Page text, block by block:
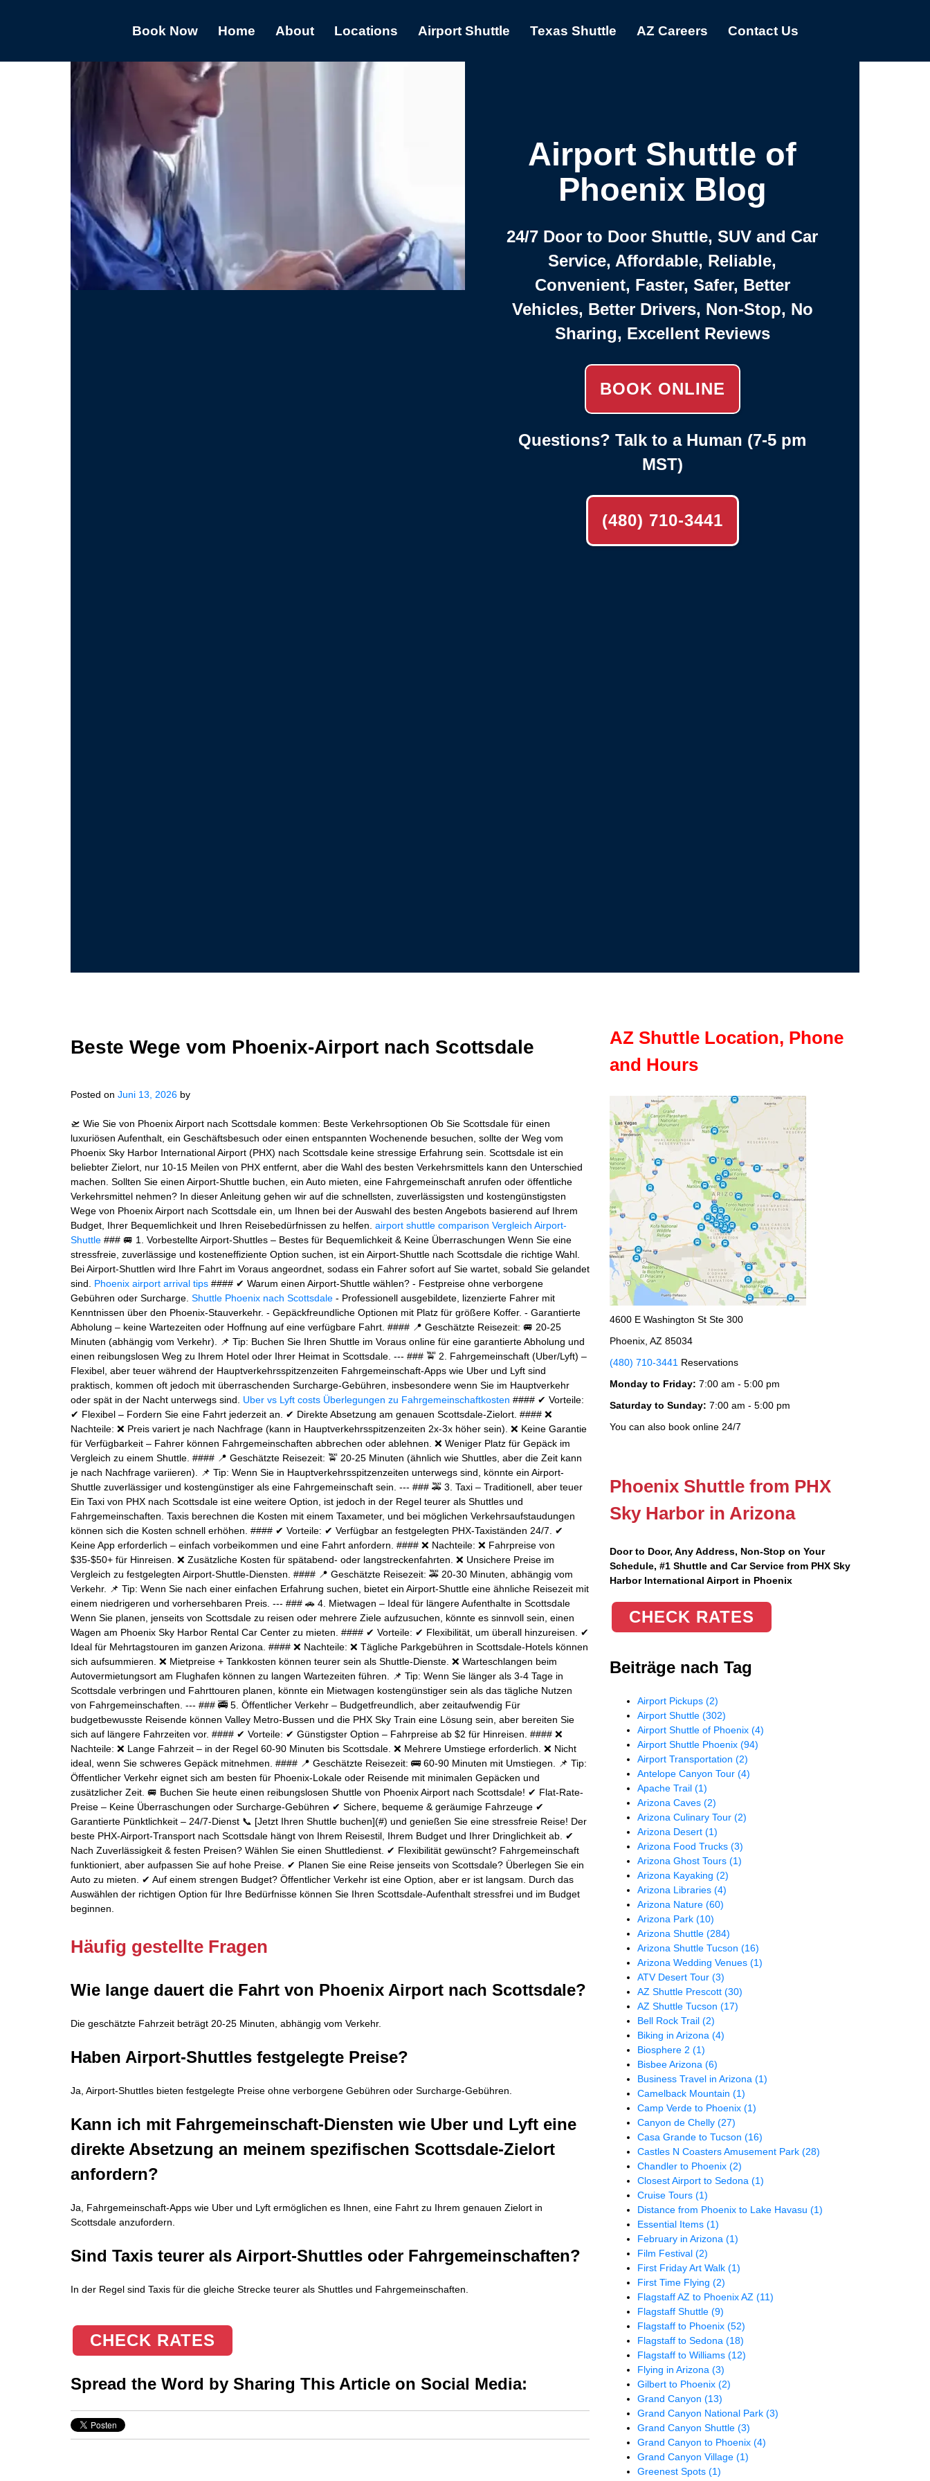
Book Now Home About Locations Airport Shuttle Texas Shuttle AZ Careers Contact Us
Airport Shuttle of
Phoenix Blog
24/7 Door to Door Shuttle, SUV and Car
Service, Affordable, Reliable,
Convenient, Faster, Safer, Better
Vehicles, Better Drivers, Non-Stop, No
Sharing, Excellent Reviews
BOOK ONLINE
Questions? Talk to a Human (7-5 pm
MST)
(480) 710-3441
Beste Wege vom Phoenix-Airport nach Scottsdale
Posted on Juni 13, 2026 by
🛫 Wie Sie von Phoenix Airport nach Scottsdale kommen: Beste Verkehrsoptionen Ob Sie Scottsdale für einen
luxuriösen Aufenthalt, ein Geschäftsbesuch oder einen entspannten Wochenende besuchen, sollte der Weg vom
Phoenix Sky Harbor International Airport (PHX) nach Scottsdale keine stressige Erfahrung sein. Scottsdale ist ein
beliebter Zielort, nur 10-15 Meilen von PHX entfernt, aber die Wahl des besten Verkehrsmittels kann den Unterschied
machen. Sollten Sie einen Airport-Shuttle buchen, ein Auto mieten, eine Fahrgemeinschaft anrufen oder öffentliche
Verkehrsmittel nehmen? In dieser Anleitung gehen wir auf die schnellsten, zuverlässigsten und kostengünstigsten
Wege von Phoenix Airport nach Scottsdale ein, um Ihnen bei der Auswahl des besten Angebots basierend auf Ihrem
Budget, Ihrer Bequemlichkeit und Ihren Reisebedürfnissen zu helfen. airport shuttle comparison Vergleich Airport-
Shuttle ### 🚐 1. Vorbestellte Airport-Shuttles – Bestes für Bequemlichkeit & Keine Überraschungen Wenn Sie eine
stressfreie, zuverlässige und kosteneffiziente Option suchen, ist ein Airport-Shuttle nach Scottsdale die richtige Wahl.
Bei Airport-Shuttlen wird Ihre Fahrt im Voraus angeordnet, sodass ein Fahrer sofort auf Sie wartet, sobald Sie gelandet
sind. Phoenix airport arrival tips #### ✔ Warum einen Airport-Shuttle wählen? - Festpreise ohne verborgene
Gebühren oder Surcharge. Shuttle Phoenix nach Scottsdale - Professionell ausgebildete, lizenzierte Fahrer mit
Kenntnissen über den Phoenix-Stauverkehr. - Gepäckfreundliche Optionen mit Platz für größere Koffer. - Garantierte
Abholung – keine Wartezeiten oder Hoffnung auf eine verfügbare Fahrt. #### 📍 Geschätzte Reisezeit: 🚐 20-25
Minuten (abhängig vom Verkehr). 📌 Tip: Buchen Sie Ihren Shuttle im Voraus online für eine garantierte Abholung und
einen reibungslosen Weg zu Ihrem Hotel oder Ihrer Heimat in Scottsdale. --- ### 🚖 2. Fahrgemeinschaft (Uber/Lyft) –
Flexibel, aber teuer während der Hauptverkehrsspitzenzeiten Fahrgemeinschaft-Apps wie Uber und Lyft sind
praktisch, kommen oft jedoch mit überraschenden Surcharge-Gebühren, insbesondere wenn Sie im Hauptverkehr
oder spät in der Nacht unterwegs sind. Uber vs Lyft costs Überlegungen zu Fahrgemeinschaftkosten #### ✔ Vorteile:
✔ Flexibel – Fordern Sie eine Fahrt jederzeit an. ✔ Direkte Absetzung am genauen Scottsdale-Zielort. #### ❌
Nachteile: ❌ Preis variert je nach Nachfrage (kann in Hauptverkehrsspitzenzeiten 2x-3x höher sein). ❌ Keine Garantie
für Verfügbarkeit – Fahrer können Fahrgemeinschaften abbrechen oder ablehnen. ❌ Weniger Platz für Gepäck im
Vergleich zu einem Shuttle. #### 📍 Geschätzte Reisezeit: 🚖 20-25 Minuten (ähnlich wie Shuttles, aber die Zeit kann
je nach Nachfrage variieren). 📌 Tip: Wenn Sie in Hauptverkehrsspitzenzeiten unterwegs sind, könnte ein Airport-
Shuttle zuverlässiger und kostengünstiger als eine Fahrgemeinschaft sein. --- ### 🚕 3. Taxi – Traditionell, aber teuer
Ein Taxi von PHX nach Scottsdale ist eine weitere Option, ist jedoch in der Regel teurer als Shuttles und
Fahrgemeinschaften. Taxis berechnen die Kosten mit einem Taxameter, und bei möglichen Verkehrsaufstaudungen
können sich die Kosten schnell erhöhen. #### ✔ Vorteile: ✔ Verfügbar an festgelegten PHX-Taxiständen 24/7. ✔
Keine App erforderlich – einfach vorbeikommen und eine Fahrt anfordern. #### ❌ Nachteile: ❌ Fahrpreise von
$35-$50+ für Hinreisen. ❌ Zusätzliche Kosten für spätabend- oder langstreckenfahrten. ❌ Unsichere Preise im
Vergleich zu festgelegten Airport-Shuttle-Diensten. #### 📍 Geschätzte Reisezeit: 🚕 20-30 Minuten, abhängig vom
Verkehr. 📌 Tip: Wenn Sie nach einer einfachen Erfahrung suchen, bietet ein Airport-Shuttle eine ähnliche Reisezeit mit
einem niedrigeren und vorhersehbaren Preis. --- ### 🚗 4. Mietwagen – Ideal für längere Aufenthalte in Scottsdale
Wenn Sie planen, jenseits von Scottsdale zu reisen oder mehrere Ziele aufzusuchen, könnte es sinnvoll sein, einen
Wagen am Phoenix Sky Harbor Rental Car Center zu mieten. #### ✔ Vorteile: ✔ Flexibilität, um überall hinzureisen. ✔
Ideal für Mehrtagstouren im ganzen Arizona. #### ❌ Nachteile: ❌ Tägliche Parkgebühren in Scottsdale-Hotels können
sich aufsummieren. ❌ Mietpreise + Tankkosten können teurer sein als Shuttle-Dienste. ❌ Warteschlangen beim
Autovermietungsort am Flughafen können zu langen Wartezeiten führen. 📌 Tip: Wenn Sie länger als 3-4 Tage in
Scottsdale verbringen und Fahrttouren planen, könnte ein Mietwagen kostengünstiger sein als das tägliche Nutzen
von Fahrgemeinschaften. --- ### 🚎 5. Öffentlicher Verkehr – Budgetfreundlich, aber zeitaufwendig Für
budgetbewusste Reisende können Valley Metro-Bussen und die PHX Sky Train eine Lösung sein, aber bereiten Sie
sich auf längere Fahrzeiten vor. #### ✔ Vorteile: ✔ Günstigster Option – Fahrpreise ab $2 für Hinreisen. #### ❌
Nachteile: ❌ Lange Fahrzeit – in der Regel 60-90 Minuten bis Scottsdale. ❌ Mehrere Umstiege erforderlich. ❌ Nicht
ideal, wenn Sie schweres Gepäck mitnehmen. #### 📍 Geschätzte Reisezeit: 🚌 60-90 Minuten mit Umstiegen. 📌 Tip:
Öffentlicher Verkehr eignet sich am besten für Phoenix-Lokale oder Reisende mit minimalen Gepäcken und
zusätzlicher Zeit. 🚐 Buchen Sie heute einen reibungslosen Shuttle von Phoenix Airport nach Scottsdale! ✔ Flat-Rate-
Preise – Keine Überraschungen oder Surcharge-Gebühren ✔ Sichere, bequeme & geräumige Fahrzeuge ✔
Garantierte Pünktlichkeit – 24/7-Dienst 📞 [Jetzt Ihren Shuttle buchen](#) und genießen Sie eine stressfreie Reise! Der
beste PHX-Airport-Transport nach Scottsdale hängt von Ihrem Reisestil, Ihrem Budget und Ihrer Dringlichkeit ab. ✔
Nach Zuverlässigkeit & festen Preisen? Wählen Sie einen Shuttledienst. ✔ Flexibilität gewünscht? Fahrgemeinschaft
funktioniert, aber aufpassen Sie auf hohe Preise. ✔ Planen Sie eine Reise jenseits von Scottsdale? Überlegen Sie ein
Auto zu mieten. ✔ Auf einem strengen Budget? Öffentlicher Verkehr ist eine Option, aber er ist langsam. Durch das
Auswählen der richtigen Option für Ihre Bedürfnisse können Sie Ihren Scottsdale-Aufenthalt stressfrei und im Budget
beginnen.
Häufig gestellte Fragen
Wie lange dauert die Fahrt von Phoenix Airport nach Scottsdale?
Die geschätzte Fahrzeit beträgt 20-25 Minuten, abhängig vom Verkehr.
Haben Airport-Shuttles festgelegte Preise?
Ja, Airport-Shuttles bieten festgelegte Preise ohne verborgene Gebühren oder Surcharge-Gebühren.
Kann ich mit Fahrgemeinschaft-Diensten wie Uber und Lyft eine
direkte Absetzung an meinem spezifischen Scottsdale-Zielort
anfordern?
Ja, Fahrgemeinschaft-Apps wie Uber und Lyft ermöglichen es Ihnen, eine Fahrt zu Ihrem genauen Zielort in
Scottsdale anzufordern.
Sind Taxis teurer als Airport-Shuttles oder Fahrgemeinschaften?
In der Regel sind Taxis für die gleiche Strecke teurer als Shuttles und Fahrgemeinschaften.
CHECK RATES
Spread the Word by Sharing This Article on Social Media:
AZ Shuttle Location, Phone
and Hours
4600 E Washington St Ste 300
Phoenix, AZ 85034
(480) 710-3441 Reservations
Monday to Friday: 7:00 am - 5:00 pm
Saturday to Sunday: 7:00 am - 5:00 pm
You can also book online 24/7
Phoenix Shuttle from PHX
Sky Harbor in Arizona
Door to Door, Any Address, Non-Stop on Your
Schedule, #1 Shuttle and Car Service from PHX Sky
Harbor International Airport in Phoenix
CHECK RATES
Beiträge nach Tag
Airport Pickups(2)
Airport Shuttle(302)
Airport Shuttle of Phoenix(4)
Airport Shuttle Phoenix(94)
Airport Transportation(2)
Antelope Canyon Tour(4)
Apache Trail(1)
Arizona Caves(2)
Arizona Culinary Tour(2)
Arizona Desert(1)
Arizona Food Trucks(3)
Arizona Ghost Tours(1)
Arizona Kayaking(2)
Arizona Libraries(4)
Arizona Nature(60)
Arizona Park(10)
Arizona Shuttle(284)
Arizona Shuttle Tucson(16)
Arizona Wedding Venues(1)
ATV Desert Tour(3)
AZ Shuttle Prescott(30)
AZ Shuttle Tucson(17)
Bell Rock Trail(2)
Biking in Arizona(4)
Biosphere 2(1)
Bisbee Arizona(6)
Business Travel in Arizona(1)
Camelback Mountain(1)
Camp Verde to Phoenix(1)
Canyon de Chelly(27)
Casa Grande to Tucson(16)
Castles N Coasters Amusement Park(28)
Chandler to Phoenix(2)
Closest Airport to Sedona(1)
Cruise Tours(1)
Distance from Phoenix to Lake Havasu(1)
Essential Items(1)
February in Arizona(1)
Film Festival(2)
First Friday Art Walk(1)
First Time Flying(2)
Flagstaff AZ to Phoenix AZ(11)
Flagstaff Shuttle(9)
Flagstaff to Phoenix(52)
Flagstaff to Sedona(18)
Flagstaff to Williams(12)
Flying in Arizona(3)
Gilbert to Phoenix(2)
Grand Canyon(13)
Grand Canyon National Park(3)
Grand Canyon Shuttle(3)
Grand Canyon to Phoenix(4)
Grand Canyon Village(1)
Greenest Spots(1)